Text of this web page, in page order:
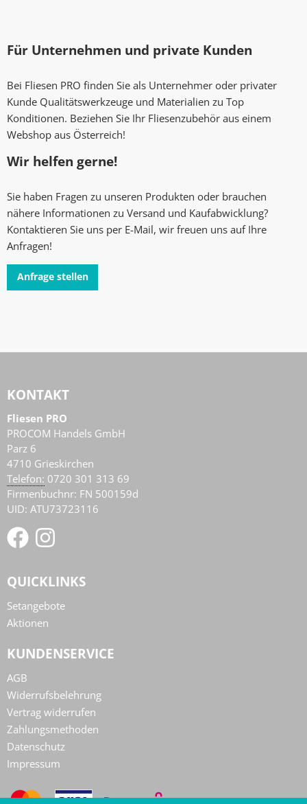
Für Unternehmen und private Kunden
Bei Fliesen PRO finden Sie als Unternehmer oder privater
Kunde Qualitätswerkzeuge und Materialien zu Top
Konditionen. Beziehen Sie Ihr Fliesenzubehör aus einem
Webshop aus Österreich!
Wir helfen gerne!
Sie haben Fragen zu unseren Produkten oder brauchen
nähere Informationen zu Versand und Kaufabwicklung?
Kontaktieren Sie uns per E-Mail, wir freuen uns auf Ihre
Anfragen!
Anfrage stellen
KONTAKT
Fliesen PRO
PROCOM Handels GmbH
Parz 6
4710 Grieskirchen
AT
Telefon: 0720 301 313 69
Firmenbuchnr: FN 500159d
UID: ATU73723116
QUICKLINKS
Setangebote
Aktionen
KUNDENSERVICE
AGB
Widerrufsbelehrung
Vertrag widerrufen
Zahlungsmethoden
Datenschutz
Impressum